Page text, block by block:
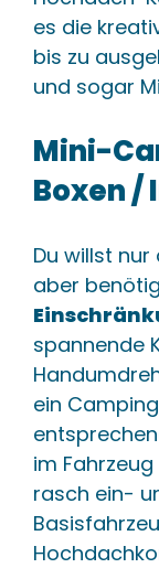
es die
bis zu
und sogar
Mini-
Boxen
Du willst
aber
spannende
ein
im
rasch ein-